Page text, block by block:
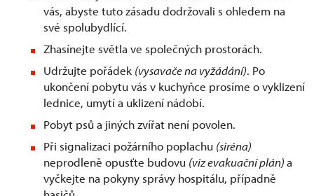
vás, abyste tuto zásadu dodržovali s ohledem na
své spolubydlící.
Zhasínejte světla ve společných prostorách.
Udržujte pořádek (vysavače na vyžádání). Po
ukončení pobytu vás v kuchyňce prosíme o vyklizení
lednice, umytí a uklizení nádobí.
Pobyt psů a jiných zvířat není povolen.
Při signalizaci požárního poplachu (siréna)
neprodleně opusťte budovu (viz evakuační plán)a
vyčkejte na pokyny správy hospitálu, případně